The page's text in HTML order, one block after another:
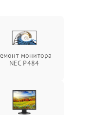
монитора
NEC P484